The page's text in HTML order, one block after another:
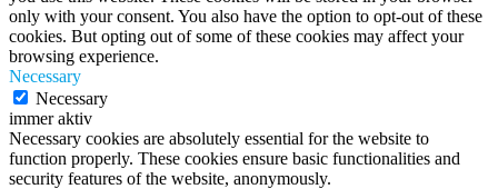
only with your consent. You also have the option to opt-out of these
cookies. But opting out of some of these cookies may affect your
browsing experience.
Necessary
Necessary
immer aktiv
Necessary cookies are absolutely essential for the website to
function properly. These cookies ensure basic functionalities and
security features of the website, anonymously.